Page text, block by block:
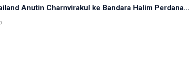
Anutin Charnvirakul ke Bandara Halim Perdana...